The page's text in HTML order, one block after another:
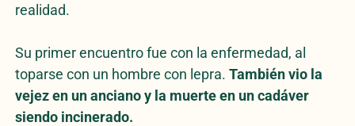
realidad.
Su primer encuentro fue con la enfermedad, al
toparse con un hombre con lepra. También vio la
vejez en un anciano y la muerte en un cadáver
siendo incinerado.